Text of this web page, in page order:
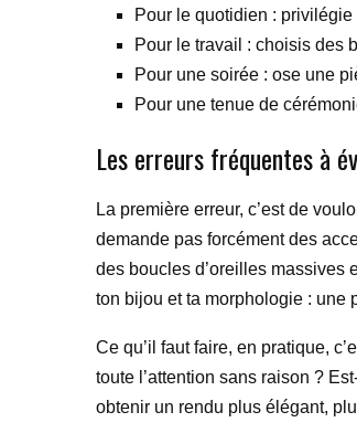
Pour le quotidien :
Pour le travail : choisis des
Pour une soirée : ose une
Pour une tenue de
Les erreurs fréquentes à
La première erreur, c’est de
demande pas forcément des
des boucles d’oreilles massives
ton bijou et ta morphologie : une
Ce qu’il faut faire, en pratique,
toute l’attention sans raison ?
obtenir un rendu plus élégant,